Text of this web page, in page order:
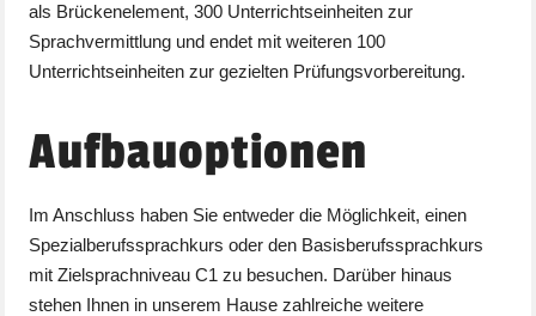
als Brückenelement, 300 Unterrichtseinheiten zur
Sprachvermittlung und endet mit weiteren 100
Unterrichtseinheiten zur gezielten Prüfungsvorbereitung.
Aufbauoptionen
Im Anschluss haben Sie entweder die Möglichkeit, einen
Spezialberufssprachkurs oder den Basisberufssprachkurs
mit Zielsprachniveau C1 zu besuchen. Darüber hinaus
stehen Ihnen in unserem Hause zahlreiche weitere